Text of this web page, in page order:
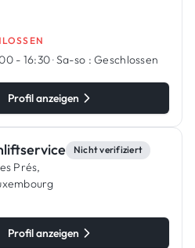
- 16:30·Sa-so : Geschlossen
Profil anzeigen
Nicht verifiziert
Prés,
Profil anzeigen